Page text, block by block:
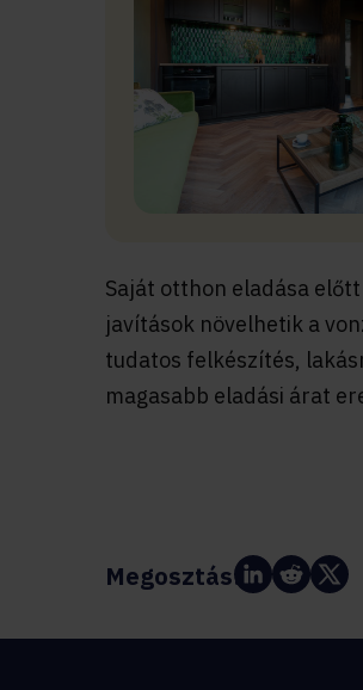
Saját otthon eladása
javítások növelhetik a
tudatos felkészítés,
magasabb eladási árat
Megosztás: